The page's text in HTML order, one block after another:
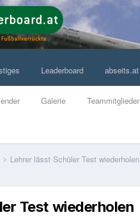
Galerie Teammitglieder
Leaderboard abseits.at
Lehrer lässt Schüler Test wiederholen
Test wiederholen